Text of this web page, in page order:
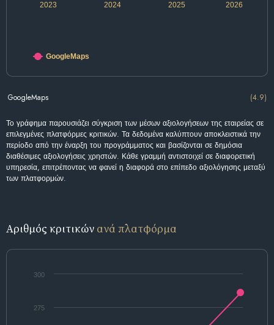
2024 2026
2023 2025
GoogleMaps
GoogleMaps (4.9)
Το γράφημα παρουσιάζει σύγκριση των μέσων αξιολογήσεων της εταιρείας σε
επιλεγμένες πλατφόρμες κριτικών. Τα δεδομένα καλύπτουν αποκλειστικά την
περίοδο από την έναρξη του προγράμματος και βασίζονται σε δημόσια
διαθέσιμες αξιολογήσεις χρηστών. Κάθε γραμμή αντιστοιχεί σε διαφορετική
υπηρεσία, επιτρέποντας να φανεί η διαφορά στο επίπεδο αξιολόγησης μεταξύ
των πλατφορμών.
Αριθμός κριτικών ανά πλατφόρμα
300
275